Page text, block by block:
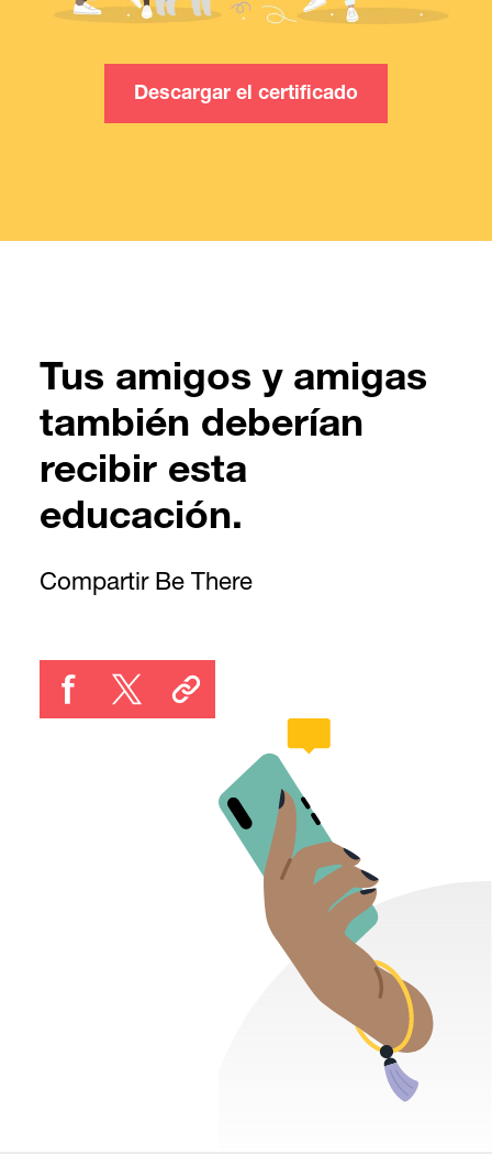
Descargar el certificado
Tus amigos y amigas
también deberían
recibir esta
educación.
Compartir Be There